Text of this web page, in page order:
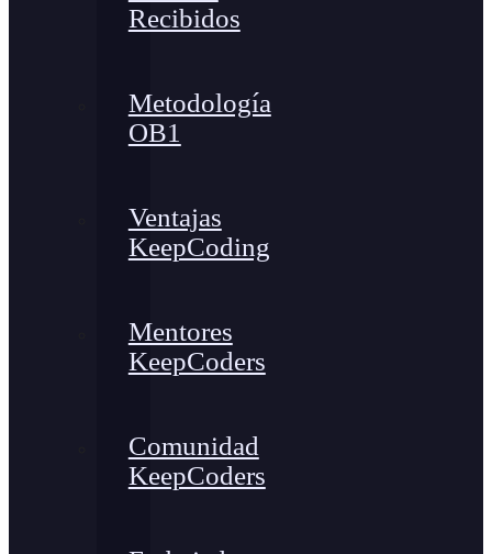
Recibidos
Metodología
OB1
Ventajas
KeepCoding
Mentores
KeepCoders
Comunidad
KeepCoders